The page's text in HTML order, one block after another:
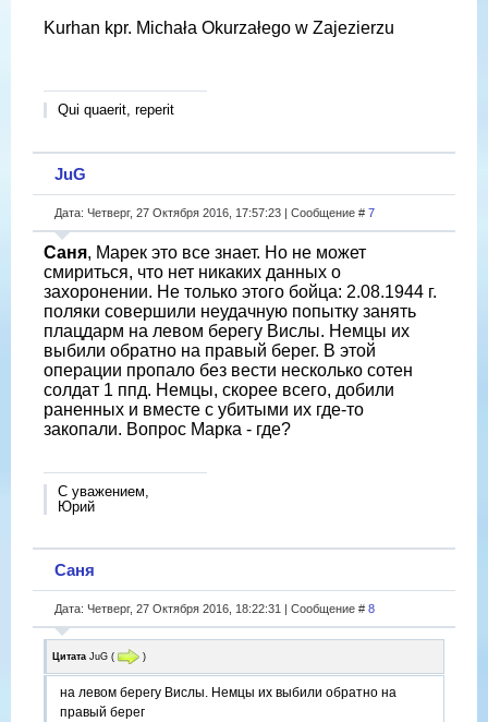
Kurhan kpr. Michała Okurzałego w Zajezierzu
Qui quaerit, reperit
JuG
Дата: Четверг, 27 Октября 2016, 17:57:23 | Сообщение # 7
Саня, Марек это все знает. Но не может
смириться, что нет никаких данных о
захоронении. Не только этого бойца: 2.08.1944 г.
поляки совершили неудачную попытку занять
плацдарм на левом берегу Вислы. Немцы их
выбили обратно на правый берег. В этой
операции пропало без вести несколько сотен
солдат 1 ппд. Немцы, скорее всего, добили
раненных и вместе с убитыми их где-то
закопали. Вопрос Марка - где?
С уважением,
Юрий
Саня
Дата: Четверг, 27 Октября 2016, 18:22:31 | Сообщение # 8
Цитата JuG ( )
на левом берегу Вислы. Немцы их выбили обратно на
правый берег